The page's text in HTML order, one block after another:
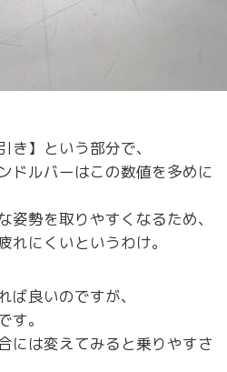
き】という部分で、
ドルバーはこの数値を多めに
姿勢を取りやすくなるため、
れにくいというわけ。
ば良いのですが、
す。
には変えてみると乗りやすさ